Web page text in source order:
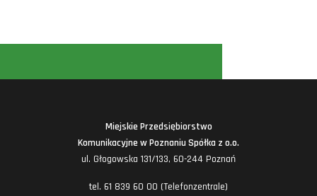
Miejskie Przedsiębiorstwo
Komunikacyjne w Poznaniu Spółka z o.o.
ul. Głogowska 131/133, 60-244 Poznań
tel. 61 839 60 00 (Telefonzentrale)